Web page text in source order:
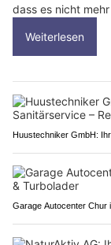
dass es nicht
Weiterlesen
Huustechniker GmbH:
Garage Autocenter Chur